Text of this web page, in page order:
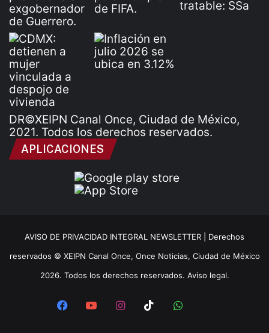
DR©XEIPN Canal Once, Ciudad de México,
2021. Todos los derechos reservados.
APLICACIONES
AVISO DE PRIVACIDAD INTEGRAL NEWSLETTER | Derechos
reservados © XEIPN Canal Once, Once Noticias, Ciudad de México
2026. Todos los derechos reservados. Aviso legal.
FacebookYouTubeInstagram
TikTokWhatsApp